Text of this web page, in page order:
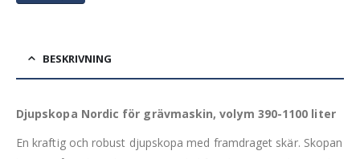
BESKRIVNING
Djupskopa Nordic för grävmaskin, volym 390-1100 liter
En kraftig och robust djupskopa med framdraget skär. Skopan